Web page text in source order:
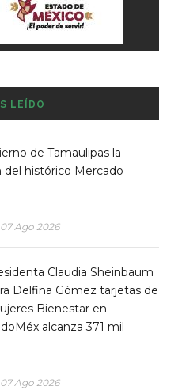
LEÍDO
de Tamaulipas la
del histórico Mercado
07 Ago 2026
Claudia Sheinbaum
Delfina Gómez tarjetas de
Bienestar en
alcanza 371 mil
07 Ago 2026